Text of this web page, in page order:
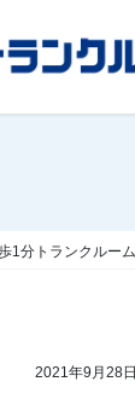
1分トランクルーム
2021年9月28日